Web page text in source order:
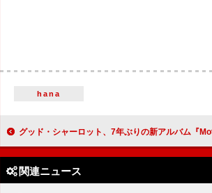
hana
グッド・シャーロット、7年ぶりの新アルバム『Motel Du Cap』リリース 国内盤CDも9月10日に発
関連ニュース